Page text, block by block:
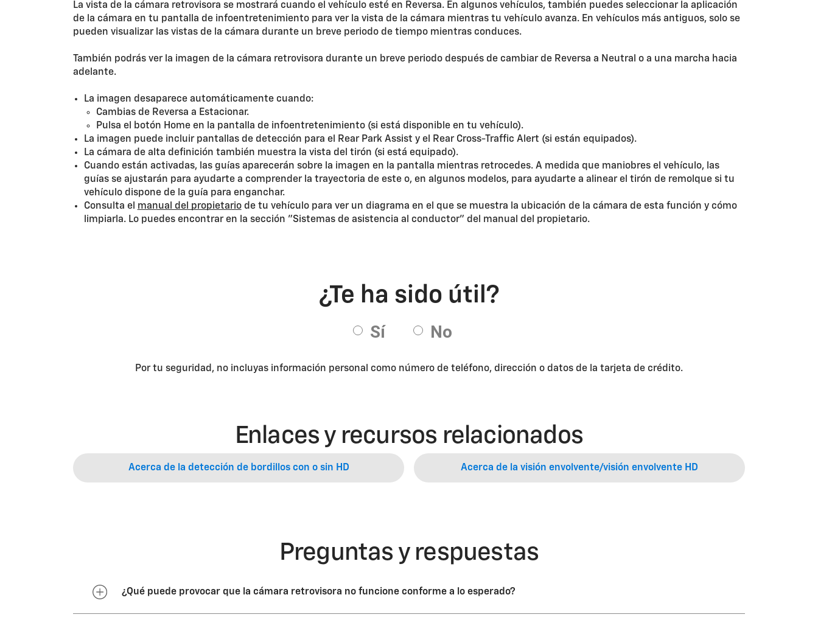
La vista de la cámara retrovisora se mostrará cuando el vehículo esté en Reversa. En algunos vehículos, también puedes seleccionar la aplicación
de la cámara en tu pantalla de infoentretenimiento para ver la vista de la cámara mientras tu vehículo avanza. En vehículos más antiguos, solo se
pueden visualizar las vistas de la cámara durante un breve periodo de tiempo mientras conduces.
También podrás ver la imagen de la cámara retrovisora durante un breve periodo después de cambiar de Reversa a Neutral o a una marcha hacia
adelante.
La imagen desaparece automáticamente cuando:
Cambias de Reversa a Estacionar.
Pulsa el botón Home en la pantalla de infoentretenimiento (si está disponible en tu vehículo).
La imagen puede incluir pantallas de detección para el Rear Park Assist y el Rear Cross-Traffic Alert (si están equipados).
La cámara de alta definición también muestra la vista del tirón (si está equipado).
Cuando están activadas, las guías aparecerán sobre la imagen en la pantalla mientras retrocedes. A medida que maniobres el vehículo, las
guías se ajustarán para ayudarte a comprender la trayectoria de este o, en algunos modelos, para ayudarte a alinear el tirón de remolque si tu
vehículo dispone de la guía para enganchar.
Consulta el manual del propietariode tu vehículo para ver un diagrama en el que se muestra la ubicación de la cámara de esta función y cómo
limpiarla. Lo puedes encontrar en la sección "Sistemas de asistencia al conductor" del manual del propietario.
Por tu seguridad, no incluyas información personal como número de teléfono, dirección o datos de la tarjeta de crédito.
Enlaces y recursos relacionados
Acerca de la detección de bordillos con o sin HD Acerca de la visión envolvente/visión envolvente HD
Preguntas y respuestas
¿Qué puede provocar que la cámara retrovisora no funcione conforme a lo esperado?